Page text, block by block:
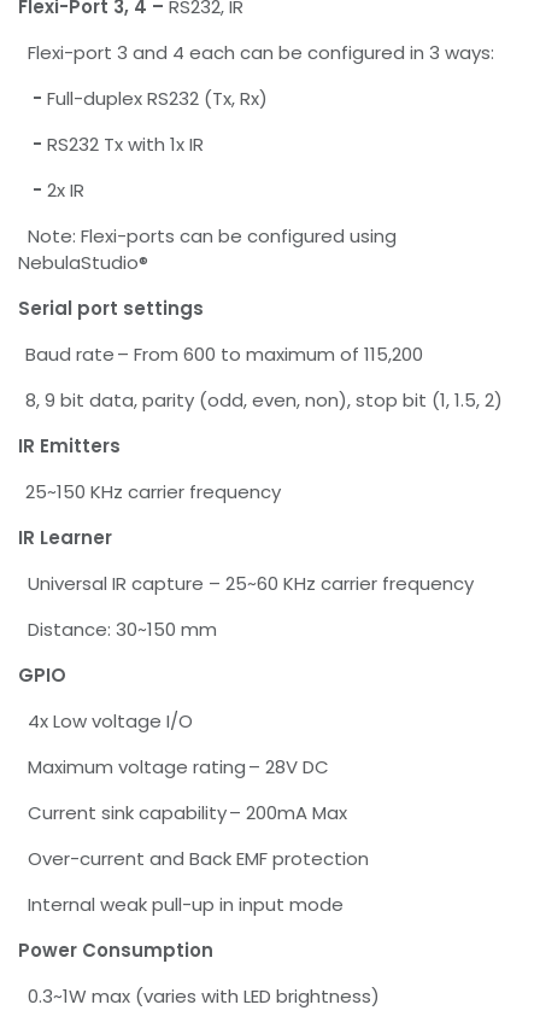
Flexi-Port 3, 4 – RS232, IR
Flexi-port 3 and 4 each can be configured in 3 ways:
- Full-duplex RS232 (Tx, Rx)
- RS232 Tx with 1x IR
- 2x IR
Note: Flexi-ports can be configured using
NebulaStudio®
Serial port settings
Baud rate – From 600 to maximum of 115,200
8, 9 bit data, parity (odd, even, non), stop bit (1, 1.5, 2)
IR Emitters
25~150 KHz carrier frequency
IR Learner
Universal IR capture – 25~60 KHz carrier frequency
Distance: 30~150 mm
GPIO
4x Low voltage I/O
Maximum voltage rating – 28V DC
Current sink capability – 200mA Max
Over-current and Back EMF protection
Internal weak pull-up in input mode
Power Consumption
0.3~1W max (varies with LED brightness)